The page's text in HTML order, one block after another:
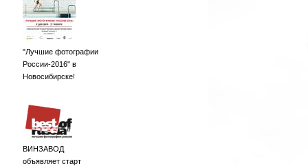
"Лучшие фотографии
России-2016" в
Новосибирске!
ВИНЗАВОД
объявляет старт